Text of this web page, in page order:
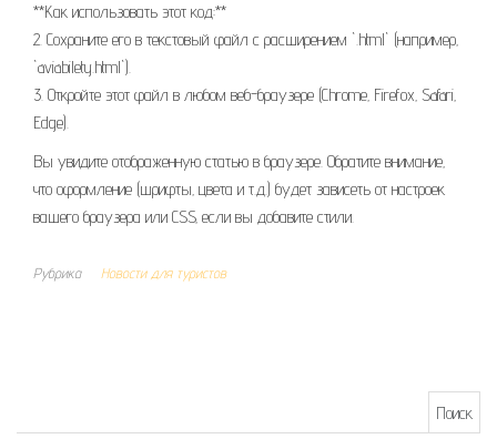
**Как использовать этот код:**
2. Сохраните его в текстовый файл с расширением `.html` (например‚
`aviabilety.html`).
3. Откройте этот файл в любом веб-браузере (Chrome‚ Firefox‚ Safari‚
Edge).
Вы увидите отображенную статью в браузере. Обратите внимание‚
что оформление (шрифты‚ цвета и т.д.) будет зависеть от настроек
вашего браузера или CSS‚ если вы добавите стили.
Рубрика Новости для туристов